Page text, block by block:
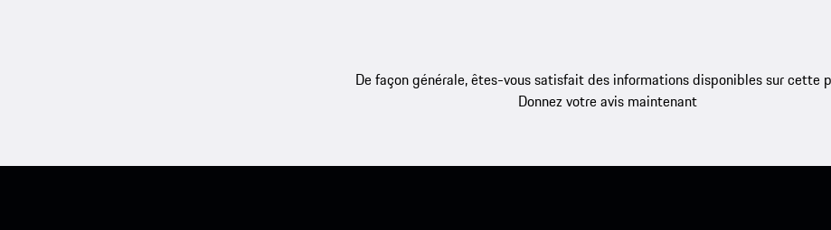
De façon générale, êtes-vous satisfait des informations disponibles sur cette
Donnez votre avis maintenant